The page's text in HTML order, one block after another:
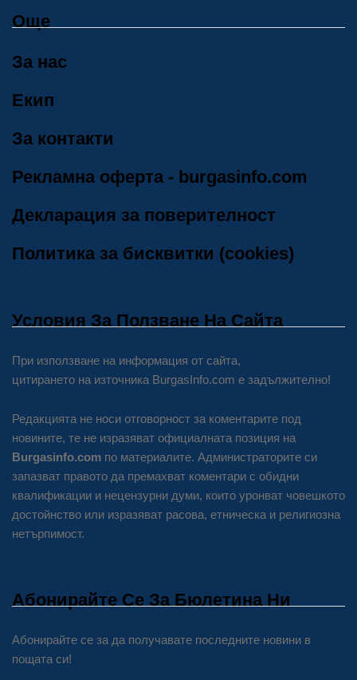
Още
За нас
Екип
За контакти
Рекламна оферта - burgasinfo.com
Декларация за поверителност
Политика за бисквитки (cookies)
Условия За Ползване На Сайта
При използване на информация от сайта,
цитирането на източника BurgasInfo.com е задължително!
Редакцията не носи отговорност за коментарите под
новините, те не изразяват официалната позиция на
Burgasinfo.com по материалите. Администраторите си
запазват правото да премахват коментари с обидни
квалификации и нецензурни думи, които уронват човешкото
достойнство или изразяват расова, етническа и религиозна
нетърпимост.
Абонирайте Се За Бюлетина Ни
Абонирайте се за да получавате последните новини в
пощата си!